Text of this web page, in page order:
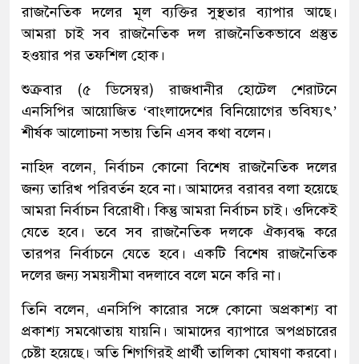
রাজনৈতিক দলের মূল ব্যক্তির সুস্থতার ব্যাপার আছে।
আমরা চাই সব রাজনৈতিক দল রাজনৈতিকভাবে প্রস্তুত
হওয়ার পর তফশিল হোক।
শুক্রবার (৫ ডিসেম্বর) রাজধানীর হোটেল শেরাটনে
এনসিপির আয়োজিত ‘বাংলাদেশের বিনিয়োগের ভবিষ্যৎ’
শীর্ষক আলোচনা সভায় তিনি এসব কথা বলেন।
নাহিদ বলেন, নির্বাচন কোনো বিশেষ রাজনৈতিক দলের
জন্য তারিখ পরিবর্তন হবে না। আমাদের বরাবর বলা হয়েছে
আমরা নির্বাচন বিরোধী। কিন্তু আমরা নির্বাচন চাই। ওদিকেই
যেতে হবে। তবে সব রাজনৈতিক দলকে ঐক্যবদ্ধ করে
তারপর নির্বাচনে যেতে হবে। একটি বিশেষ রাজনৈতিক
দলের জন্য সময়সীমা বদলাবে বলে মনে করি না।
তিনি বলেন, এনসিপি কারোর সঙ্গে কোনো অপ্রকাশ্য বা
প্রকাশ্য সমঝোতায় যায়নি। আমাদের ব্যাপারে অপপ্রচারের
চেষ্টা হয়েছে। অতি শিগগিরই প্রার্থী তালিকা ঘোষণা করবো।